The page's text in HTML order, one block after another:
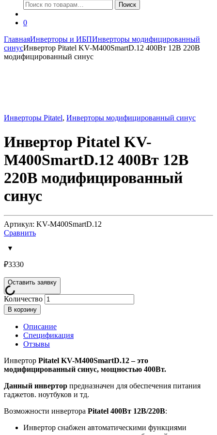
Искать:
Поиск
0
ГлавнаяИнверторы и ИБПИнверторы модифицированный
синусИнвертор Pitatel KV-M400SmartD.12 400Вт 12В 220В
модифицированный синус
Инверторы Pitatel, Инверторы модифицированный синус
Инвертор Pitatel KV-
M400SmartD.12 400Вт 12В
220В модифицированный
синус
Артикул: KV-M400SmartD.12
Сравнить
₽3330
Оставить заявку
Количество
В корзину
Описание
Спецификация
Отзывы
Инвертор Pitatel KV-M400SmartD.12 – это
модифицированный синус, мощностью 400Вт.
Данный инвертор предназначен для обеспечения питания
гаджетов. ноутбуков и тд.
Возможности инвертора Pitatel 400Вт 12В/220В:
Инвертор снабжен автоматическими функциями